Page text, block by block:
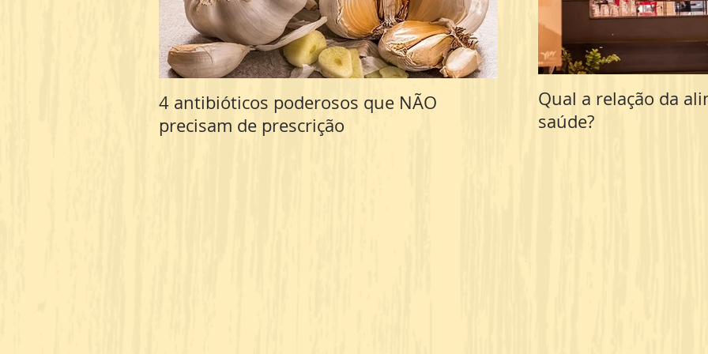
4 antibióticos poderosos que NÃO
precisam de prescrição
Açúcares escondidos –
vilões que você NÃO ESTÁ
Qual a relação da
saúde?